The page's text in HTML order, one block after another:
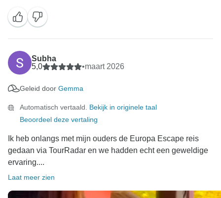
Subha
5,0
•maart 2026
Geleid door Gemma
Automatisch vertaald. Bekijk in originele taal
Beoordeel deze vertaling
Ik heb onlangs met mijn ouders de Europa Escape reis
gedaan via TourRadar en we hadden echt een geweldige
ervaring....
Laat meer zien